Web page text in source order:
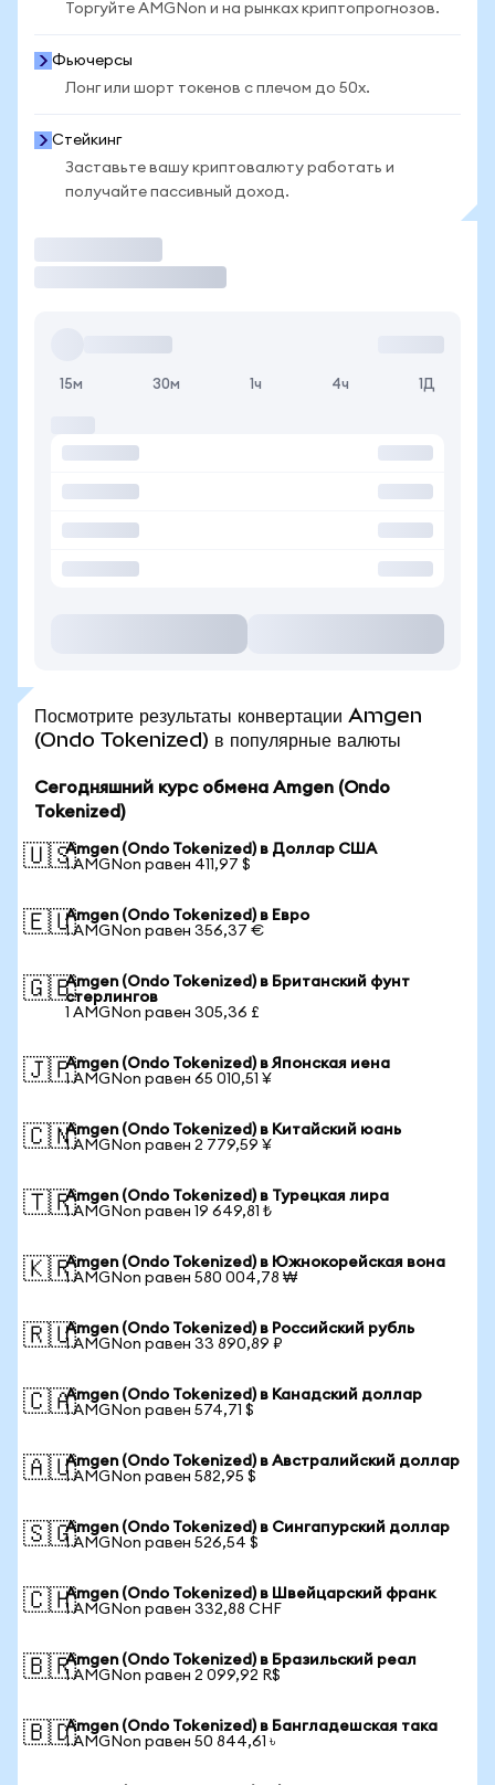
Торгуйте AMGNon и на рынках криптопрогнозов.
Фьючерсы
Лонг или шорт токенов с плечом до 50x.
Стейкинг
Заставьте вашу криптовалюту работать и
получайте пассивный доход.
15м 30м 1ч 4ч 1Д
Посмотрите результаты конвертации Amgen
(Ondo Tokenized) в популярные валюты
Сегодняшний курс обмена Amgen (Ondo
Tokenized)
🇺🇸Amgen (Ondo Tokenized) в Доллар США
1 AMGNon равен 411,97 $
🇪🇺Amgen (Ondo Tokenized) в Евро
1 AMGNon равен 356,37 €
🇬🇧Amgen (Ondo Tokenized) в Британский фунт
стерлингов
1 AMGNon равен 305,36 £
🇯🇵Amgen (Ondo Tokenized) в Японская иена
1 AMGNon равен 65 010,51 ¥
🇨🇳Amgen (Ondo Tokenized) в Китайский юань
1 AMGNon равен 2 779,59 ¥
🇹🇷Amgen (Ondo Tokenized) в Турецкая лира
1 AMGNon равен 19 649,81 ₺
🇰🇷Amgen (Ondo Tokenized) в Южнокорейская вона
1 AMGNon равен 580 004,78 ₩
🇷🇺Amgen (Ondo Tokenized) в Российский рубль
1 AMGNon равен 33 890,89 ₽
🇨🇦Amgen (Ondo Tokenized) в Канадский доллар
1 AMGNon равен 574,71 $
🇦🇺Amgen (Ondo Tokenized) в Австралийский доллар
1 AMGNon равен 582,95 $
🇸🇬Amgen (Ondo Tokenized) в Сингапурский доллар
1 AMGNon равен 526,54 $
🇨🇭Amgen (Ondo Tokenized) в Швейцарский франк
1 AMGNon равен 332,88 CHF
🇧🇷Amgen (Ondo Tokenized) в Бразильский реал
1 AMGNon равен 2 099,92 R$
🇧🇩Amgen (Ondo Tokenized) в Бангладешская така
1 AMGNon равен 50 844,61 ৳